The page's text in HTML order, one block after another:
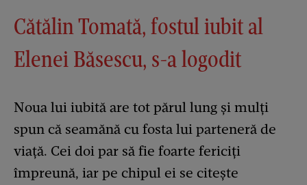
Cătălin Tomată, fostul iubit al
Elenei Băsescu, s-a logodit
Noua lui iubită are tot părul lung și mulți
spun că seamănă cu fosta lui parteneră de
viață. Cei doi par să fie foarte fericiți
împreună, iar pe chipul ei se citește